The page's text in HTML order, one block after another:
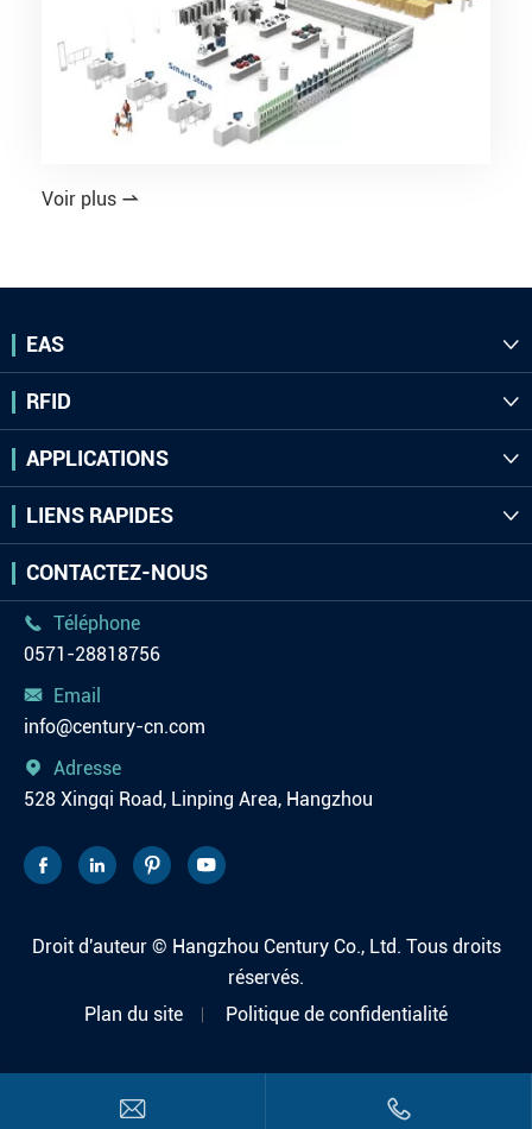
Voir plus 
EAS 
RFID 
APPLICATIONS 
LIENS RAPIDES 
CONTACTEZ-NOUS

Téléphone
0571-28818756

Email
info@century-cn.com

Adresse
528 Xingqi Road, Linping Area, Hangzhou
   
Droit d'auteur © Hangzhou Century Co., Ltd. Tous droits
réservés.
Plan du site
Politique de confidentialité
 